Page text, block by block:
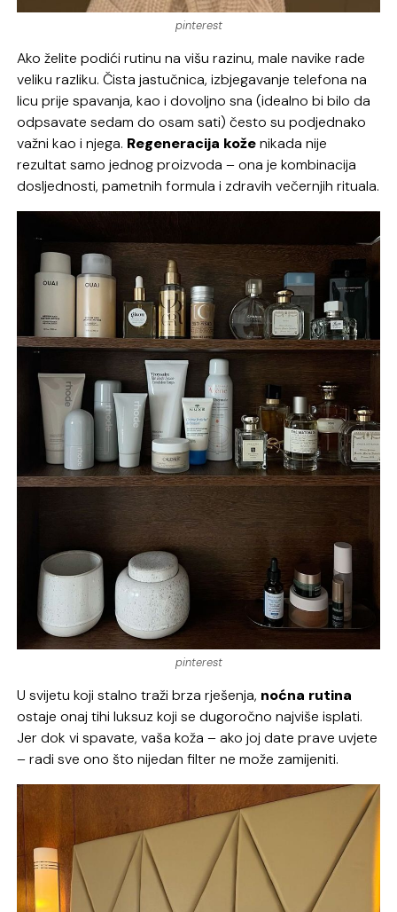
pinterest
Ako želite podići rutinu na višu razinu, male navike rade
veliku razliku. Čista jastučnica, izbjegavanje telefona na
licu prije spavanja, kao i dovoljno sna (idealno bi bilo da
odpsavate sedam do osam sati) često su podjednako
važni kao i njega. Regeneracija koženikada nije
rezultat samo jednog proizvoda – ona je kombinacija
dosljednosti, pametnih formula i zdravih večernjih rituala.
pinterest
U svijetu koji stalno traži brza rješenja, noćna rutina
ostaje onaj tihi luksuz koji se dugoročno najviše isplati.
Jer dok vi spavate, vaša koža – ako joj date prave uvjete
– radi sve ono što nijedan filter ne može zamijeniti.